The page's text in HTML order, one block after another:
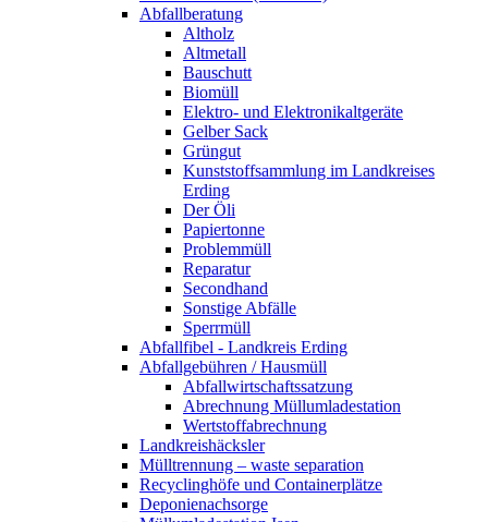
Abfallberatung
Altholz
Altmetall
Bauschutt
Biomüll
Elektro- und Elektronikaltgeräte
Gelber Sack
Grüngut
Kunststoffsammlung im Landkreises
Erding
Der Öli
Papiertonne
Problemmüll
Reparatur
Secondhand
Sonstige Abfälle
Sperrmüll
Abfallfibel - Landkreis Erding
Abfallgebühren / Hausmüll
Abfallwirtschaftssatzung
Abrechnung Müllumladestation
Wertstoffabrechnung
Landkreishäcksler
Mülltrennung – waste separation
Recyclinghöfe und Containerplätze
Deponienachsorge